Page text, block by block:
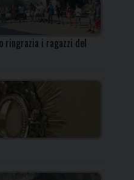
ringrazia i ragazzi del